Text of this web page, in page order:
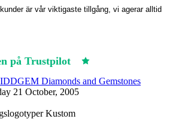
är vår viktigaste tillgång, vi agerar alltid
på Trustpilot
Diamonds and Gemstones
21 October, 2005